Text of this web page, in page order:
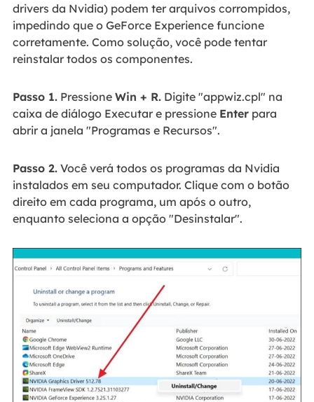
drivers da Nvidia) podem ter arquivos corrompidos,
impedindo que o GeForce Experience funcione
corretamente. Como solução, você pode tentar
reinstalar todos os componentes.
Passo 1.Pressione Win + R.Digite "appwiz.cpl" na
caixa de diálogo Executar e pressione Enterpara
abrir a janela "Programas e Recursos".
Passo 2.Você verá todos os programas da Nvidia
instalados em seu computador. Clique com o botão
direito em cada programa, um após o outro,
enquanto seleciona a opção "Desinstalar".